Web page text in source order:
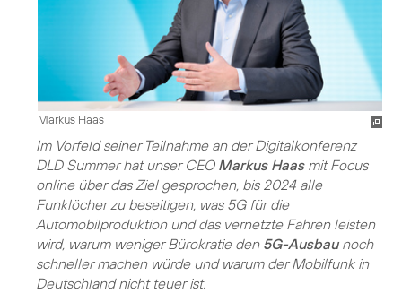
Markus Haas
Im Vorfeld seiner Teilnahme an der Digitalkonferenz
DLD Summer hat unser CEO Markus Haasmit Focus
online über das Ziel gesprochen, bis 2024 alle
Funklöcher zu beseitigen, was 5G für die
Automobilproduktion und das vernetzte Fahren leisten
wird, warum weniger Bürokratie den 5G-Ausbaunoch
schneller machen würde und warum der Mobilfunk in
Deutschland nicht teuer ist.